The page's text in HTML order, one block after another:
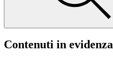
Contenuti in evidenza